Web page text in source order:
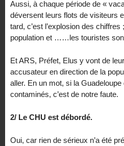
Aussi, à chaque période de «
déversent leurs flots de visiteurs
tard, c’est l’explosion des
population et ……les touristes
Et ARS, Préfet, Elus y vont de
accusateur en direction de la
aller. En un mot, si la
contaminés, c’est de notre faute.
2/ Le CHU est débordé.
Oui, car rien de sérieux n’a été